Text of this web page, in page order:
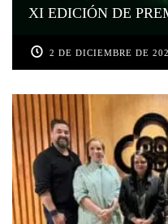
XI EDICIÓN DE
2 DE DICIEMBRE DE